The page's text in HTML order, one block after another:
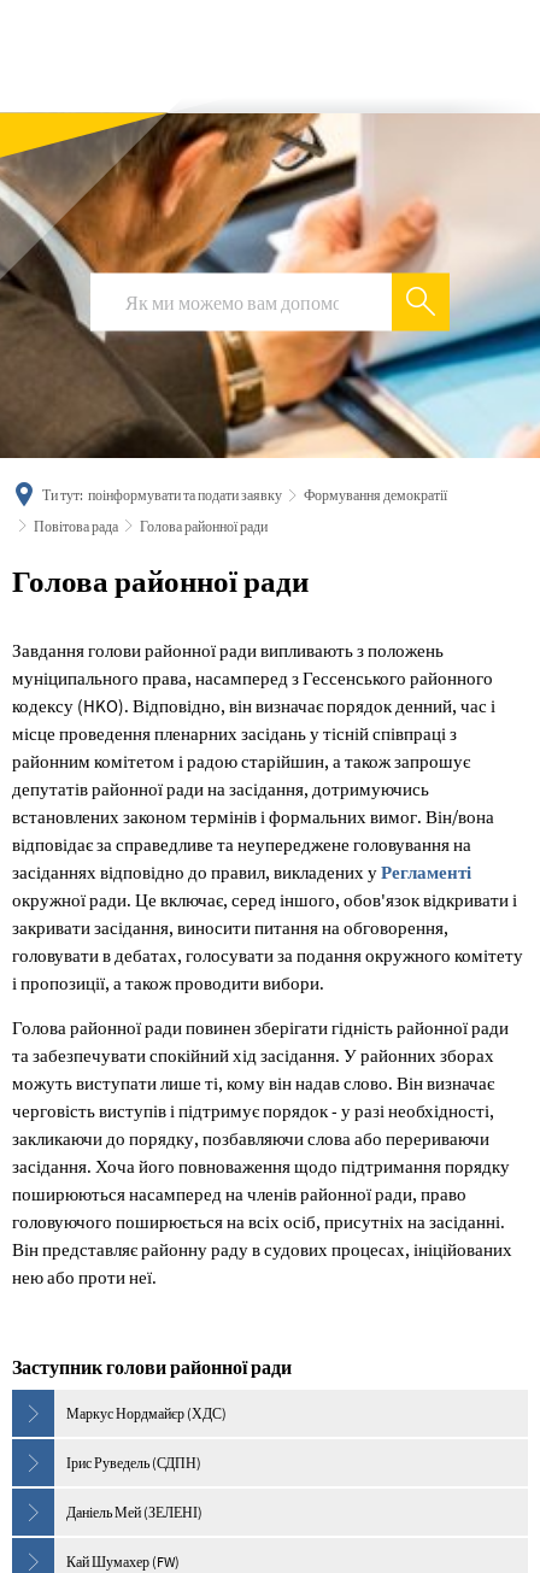
deutsch
Ти тут: поінформувати та подати заявку
Формування демократії
Повітова рада
Голова районної ради
Голова
ради
Голова районної ради
Завдання голови районної ради випливають з положень
муніципального права, насамперед з Гессенського районного
кодексу (HKO). Відповідно, він визначає порядок денний, час і
місце проведення пленарних засідань у тісній співпраці з
районним комітетом і радою старійшин, а також запрошує
депутатів районної ради на засідання, дотримуючись
встановлених законом термінів і формальних вимог. Він/вона
відповідає за справедливе та неупереджене головування на
засіданнях відповідно до правил, викладених уРегламенті
окружної ради. Це включає, серед іншого, обов'язок відкривати і
закривати засідання, виносити питання на обговорення,
головувати в дебатах, голосувати за подання окружного комітету
і пропозиції, а також проводити вибори.
Голова районної ради повинен зберігати гідність районної ради
та забезпечувати спокійний хід засідання. У районних зборах
можуть виступати лише ті, кому він надав слово. Він визначає
черговість виступів і підтримує порядок - у разі необхідності,
закликаючи до порядку, позбавляючи слова або перериваючи
засідання. Хоча його повноваження щодо підтримання порядку
поширюються насамперед на членів районної ради, право
головуючого поширюється на всіх осіб, присутніх на засіданні.
Він представляє районну раду в судових процесах, ініційованих
нею або проти неї.
Заступник голови районної ради
Маркус Нордмайєр (ХДС)
Ірис Руведель (СДПН)
Даніель Мей (ЗЕЛЕНІ)
Кай Шумахер (FW)